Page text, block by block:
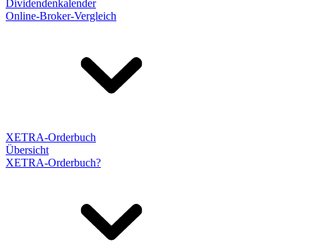
Dividendenkalender
Online-Broker-Vergleich
XETRA-Orderbuch
Übersicht
XETRA-Orderbuch?